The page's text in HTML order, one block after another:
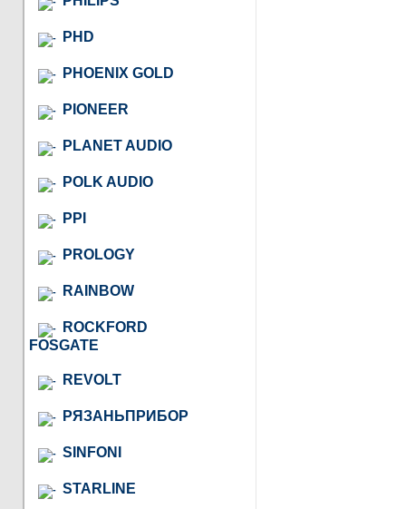
PHD
PHOENIX GOLD
PIONEER
PLANET AUDIO
POLK AUDIO
PPI
PROLOGY
RAINBOW
ROCKFORD
FOSGATE
REVOLT
РЯЗАНЬПРИБОР
SINFONI
STARLINE